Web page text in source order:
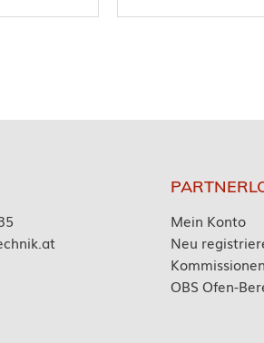
Mein Konto
Neu
OBS Ofen-